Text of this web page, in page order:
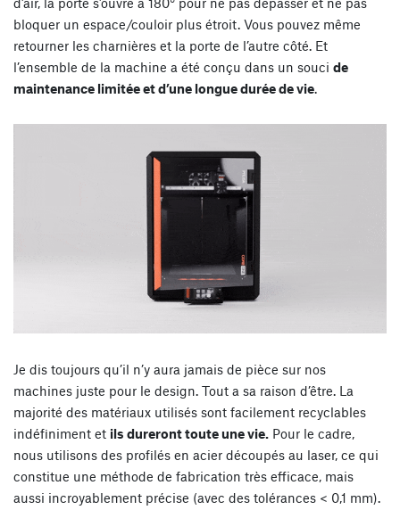
bloquer un espace/couloir plus étroit. Vous pouvez même
retourner les charnières et la porte de l’autre côté. Et
l’ensemble de la machine a été conçu dans un souci de
maintenance limitée et d’une longue durée de vie
Je dis toujours qu’il n’y aura jamais de pièce sur nos
machines juste pour le design. Tout a sa raison d’être. La
majorité des matériaux utilisés sont facilement recyclables
indéfiniment et ils dureront toute une vie. Pour le cadre,
nous utilisons des profilés en acier découpés au laser, ce qui
constitue une méthode de fabrication très efficace, mais
aussi incroyablement précise (avec des tolérances < 0,1 mm).